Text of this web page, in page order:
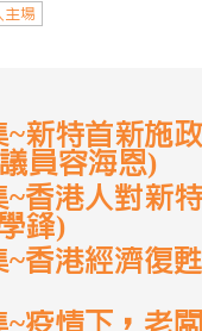
主場
新特首新施
員容海恩)
香港人對新
鋒)
香港經濟復
疫情下，老